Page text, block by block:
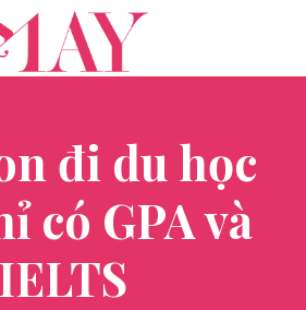
đi du học
có GPA và
IELTS